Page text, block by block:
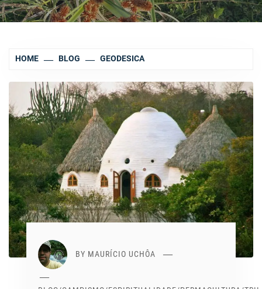
HOME BLOG GEODESICA
BY MAURÍCIO UCHÔA